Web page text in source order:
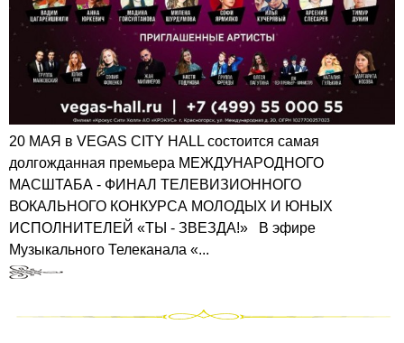
20 МАЯ в VEGAS CITY HALL состоится самая
долгожданная премьера МЕЖДУНАРОДНОГО
МАСШТАБА - ФИНАЛ ТЕЛЕВИЗИОННОГО
ВОКАЛЬНОГО КОНКУРСА МОЛОДЫХ И ЮНЫХ
ИСПОЛНИТЕЛЕЙ «ТЫ - ЗВЕЗДА!» В эфире
Музыкального Телеканала «...